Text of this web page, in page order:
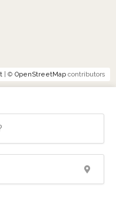
| © OpenStreetMap contributors